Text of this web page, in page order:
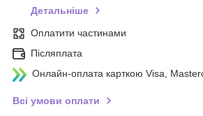
Детальніше
Оплатити частинами
Післяплата
Онлайн-оплата карткою Visa,
Всі умови оплати